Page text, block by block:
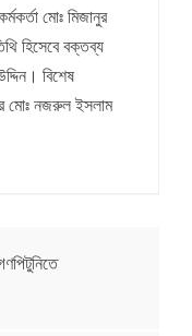
মোঃ মিজানুর
হিসেবে বক্তব্য
বিশেষ
মোঃ নজরুল ইসলাম